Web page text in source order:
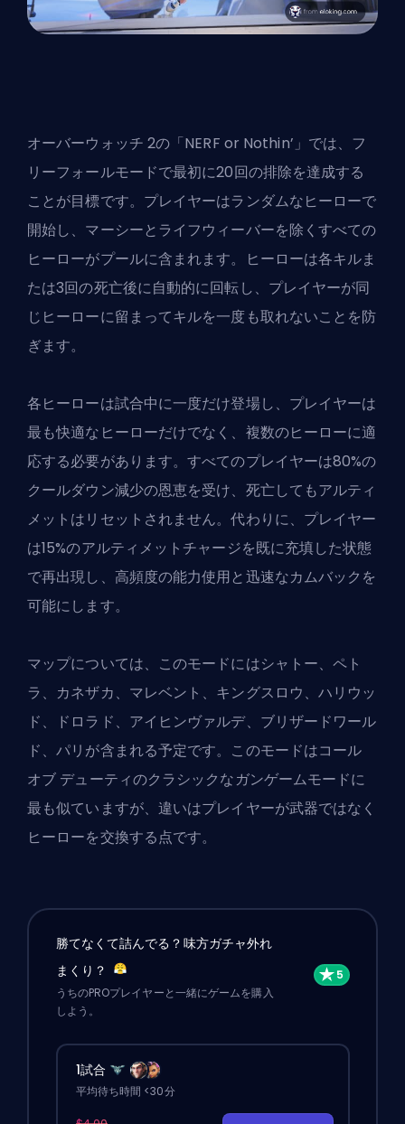
オーバーウォッチ 2の「NERF or Nothin’」では、フ
リーフォールモードで最初に20回の排除を達成する
ことが目標です。プレイヤーはランダムなヒーローで
開始し、マーシーとライフウィーバーを除くすべての
ヒーローがプールに含まれます。ヒーローは各キルま
たは3回の死亡後に自動的に回転し、プレイヤーが同
じヒーローに留まってキルを一度も取れないことを防
ぎます。
各ヒーローは試合中に一度だけ登場し、プレイヤーは
最も快適なヒーローだけでなく、複数のヒーローに適
応する必要があります。すべてのプレイヤーは80%の
クールダウン減少の恩恵を受け、死亡してもアルティ
メットはリセットされません。代わりに、プレイヤー
は15%のアルティメットチャージを既に充填した状態
で再出現し、高頻度の能力使用と迅速なカムバックを
可能にします。
マップについては、このモードにはシャトー、ペト
ラ、カネザカ、マレベント、キングスロウ、ハリウッ
ド、ドロラド、アイヒンヴァルデ、ブリザードワール
ド、パリが含まれる予定です。このモードはコール
オブ デューティのクラシックなガンゲームモードに
最も似ていますが、違いはプレイヤーが武器ではなく
ヒーローを交換する点です。
勝てなくて詰んでる？味方ガチャ外れ
まくり？
うちのPROプレイヤーと一緒にゲームを購入
しよう。
1試合
平均待ち時間 <30分